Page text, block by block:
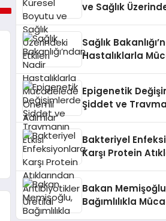
ve Sağlık
Sağlık
Hastalıklarla
Epigenetik
Şiddet ve
Bakteriyel
Karşı Protein
Bakan
Bağımlılıkla